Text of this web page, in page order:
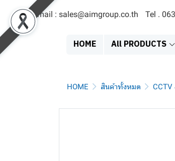
Email : sales@aimgroup.co.th Tel .
HOME All PRODUCTS
HOME สินค้าทั้งหมด CCTV